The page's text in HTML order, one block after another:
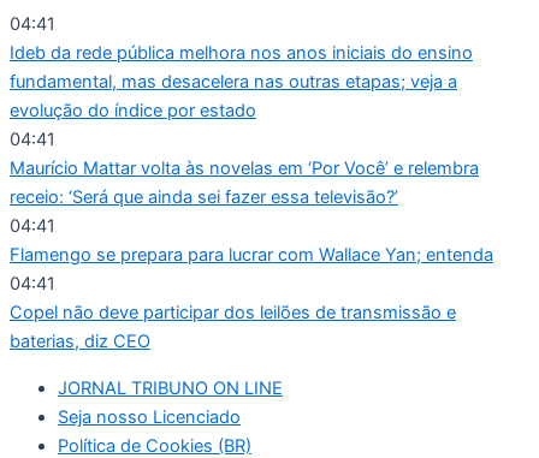
Ir
para
o
conteúdo
04:41
Ideb da rede pública melhora nos anos iniciais do ensino
fundamental, mas desacelera nas outras etapas; veja a
evolução do índice por estado
04:41
Maurício Mattar volta às novelas em ‘Por Você’ e relembra
receio: ‘Será que ainda sei fazer essa televisão?’
04:41
Flamengo se prepara para lucrar com Wallace Yan; entenda
04:41
Copel não deve participar dos leilões de transmissão e
baterias, diz CEO
JORNAL TRIBUNO ON LINE
Seja nosso Licenciado
Política de Cookies (BR)